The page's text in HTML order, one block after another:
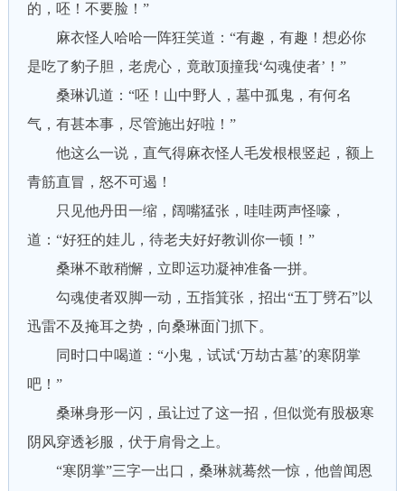
的，呸！不要脸！”
麻衣怪人哈哈一阵狂笑道：“有趣，有趣！想必你
是吃了豹子胆，老虎心，竟敢顶撞我‘勾魂使者’！”
桑琳讥道：“呸！山中野人，墓中孤鬼，有何名
气，有甚本事，尽管施出好啦！”
他这么一说，直气得麻衣怪人毛发根根竖起，额上
青筋直冒，怒不可遏！
只见他丹田一缩，阔嘴猛张，哇哇两声怪嚎，
道：“好狂的娃儿，待老夫好好教训你一顿！”
桑琳不敢稍懈，立即运功凝神准备一拼。
勾魂使者双脚一动，五指箕张，招出“五丁劈石”以
迅雷不及掩耳之势，向桑琳面门抓下。
同时口中喝道：“小鬼，试试‘万劫古墓’的寒阴掌
吧！”
桑琳身形一闪，虽让过了这一招，但似觉有股极寒
阴风穿透衫服，伏于肩骨之上。
“寒阴掌”三字一出口，桑琳就蓦然一惊，他曾闻恩